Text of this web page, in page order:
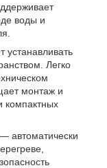
воды и
устанавливать
Легко
монтаж и
компактных
— автоматически